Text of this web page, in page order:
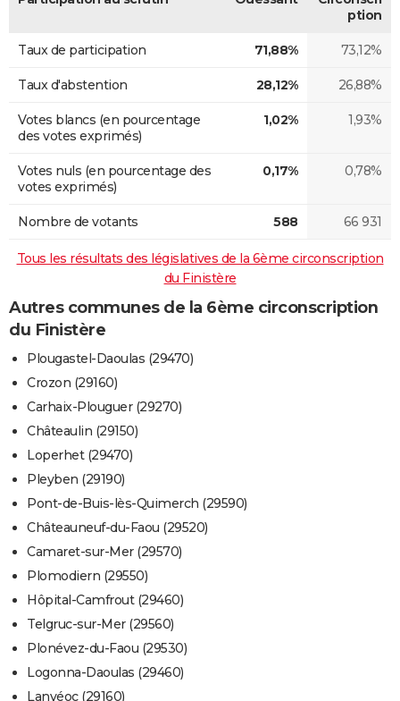
ption
Taux de participation 71,88% 73,12%
Taux d'abstention 28,12% 26,88%
Votes blancs (en pourcentage
des votes exprimés)
1,02% 1,93%
Votes nuls (en pourcentage des
votes exprimés)
0,17% 0,78%
Nombre de votants 588 66 931
Tous les résultats des législatives de la 6ème circonscription
du Finistère
Autres communes de la 6ème circonscription
du Finistère
Plougastel-Daoulas (29470)
Crozon (29160)
Carhaix-Plouguer (29270)
Châteaulin (29150)
Loperhet (29470)
Pleyben (29190)
Pont-de-Buis-lès-Quimerch (29590)
Châteauneuf-du-Faou (29520)
Camaret-sur-Mer (29570)
Plomodiern (29550)
Hôpital-Camfrout (29460)
Telgruc-sur-Mer (29560)
Plonévez-du-Faou (29530)
Logonna-Daoulas (29460)
Lanvéoc (29160)